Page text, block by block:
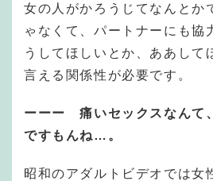
女の人がかろうじてなんとか
ゃなくて、パートナーにも協
うしてほしいとか、ああして
言える関係性が必要です。
ーーー 痛いセックスなんて
ですもんね…。
昭和のアダルトビデオでは女